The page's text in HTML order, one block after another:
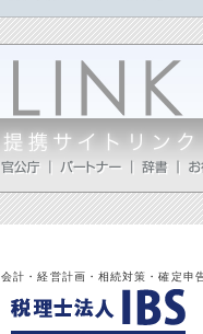
計・経営計画・相続対策・確定申